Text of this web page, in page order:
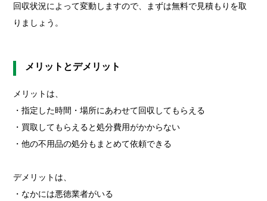
回収状況によって変動しますので、まずは無料で見積もりを取
りましょう。
メリットとデメリット
メリットは、
・指定した時間・場所にあわせて回収してもらえる
・買取してもらえると処分費用がかからない
・他の不用品の処分もまとめて依頼できる
デメリットは、
・なかには悪徳業者がいる